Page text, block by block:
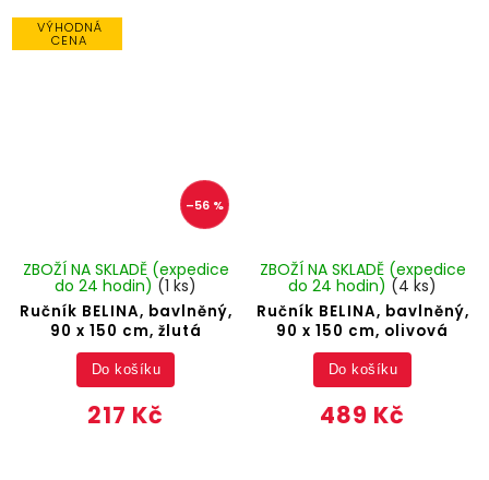
VÝHODNÁ
CENA
–56 %
Ručník BELINA, bavlněný,
90 x 150 cm, žlutá
ZBOŽÍ NA SKLADĚ (expedice
do 24 hodin) (1 ks)
217 Kč
Do košíku
Ručník BELINA, bavlněný,
90 x 150 cm, olivová
ZBOŽÍ NA SKLADĚ (expedice
do 24 hodin) (4 ks)
489 Kč
Do košíku